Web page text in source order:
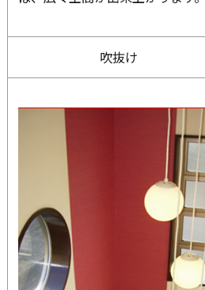
吹抜け